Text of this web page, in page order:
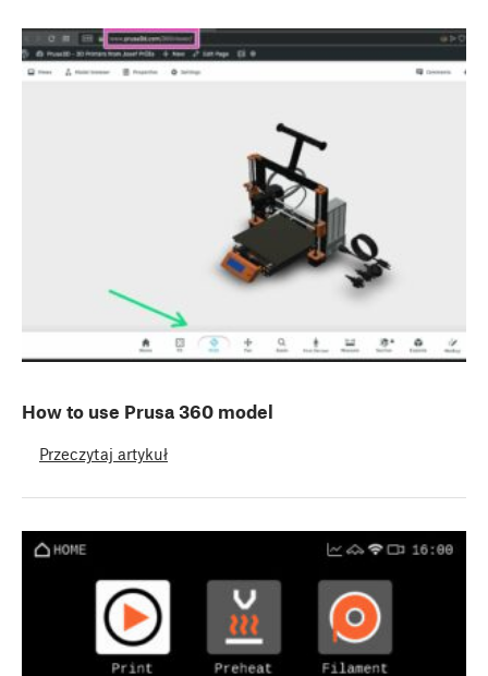
How to use Prusa 360 model
Przeczytaj artykuł